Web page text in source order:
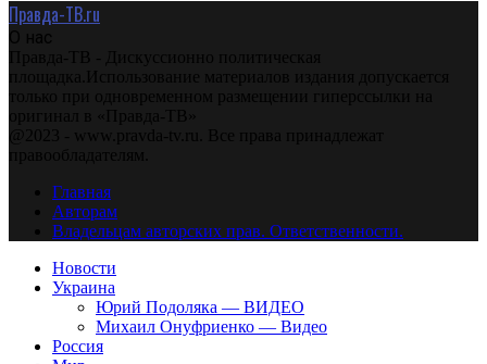
Правда-ТВ.ru
О нас
Правда-ТВ - Дискуссионно политическая
площадка.Использование материалов издания допускается
только при одновременном размещении гиперссылки на
оригинал в «Правда-ТВ»
@2023 - www.pravda-tv.ru. Все права принадлежат
правообладателям.
Главная
Авторам
Владельцам авторских прав. Ответственности.
Новости
Украина
Юрий Подоляка — ВИДЕО
Михаил Онуфриенко — Видео
Россия